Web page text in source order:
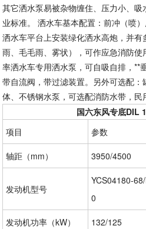
其它洒水泵易被杂物缠住、压力小、
业标准。 洒水车基本配置：前冲（喷
洒水车平台上安装绿化洒水高炮，并
雨、毛毛雨、雾状），可作应急消防
率洒水车专用洒水泵，可自吸自排，**
带自流阀，带过滤装置。另外可选配
体、不锈钢水泵，可选配消防水带，民
国六东风专底DIL
项目
参数
轴距（mm） 3950/4500
发动机型号
YCS04180-
0
发动机功率（kW） 132/125